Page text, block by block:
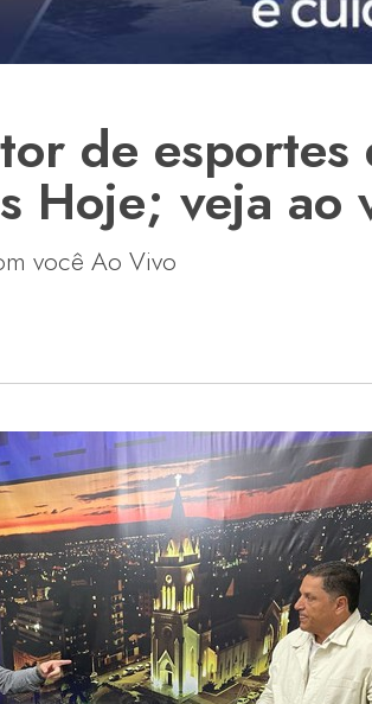
de
Hoje; veja ao
você Ao Vivo